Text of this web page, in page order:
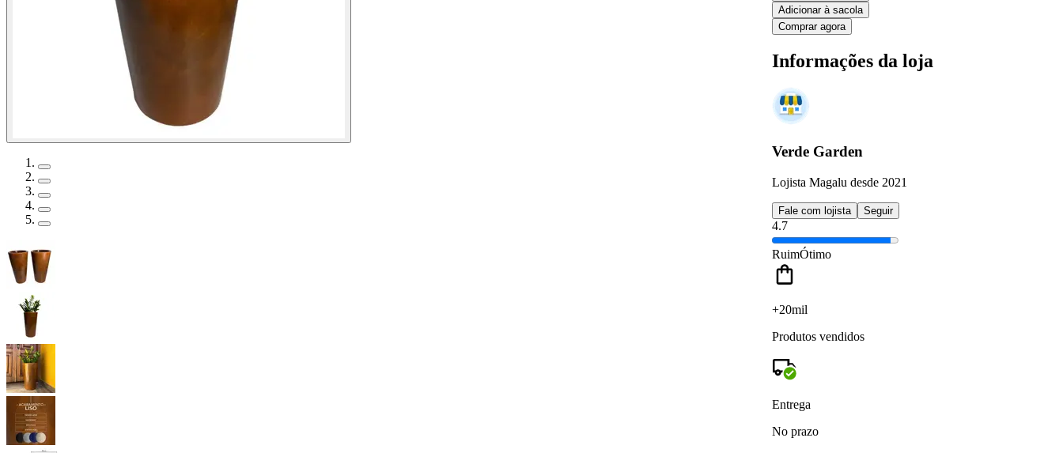
Adicionar à sacola
Comprar agora
Informações da loja
Verde Garden
Lojista Magalu desde 2021
Fale com lojista Seguir
4.7
RuimÓtimo
+20mil
Produtos vendidos
Entrega
No prazo